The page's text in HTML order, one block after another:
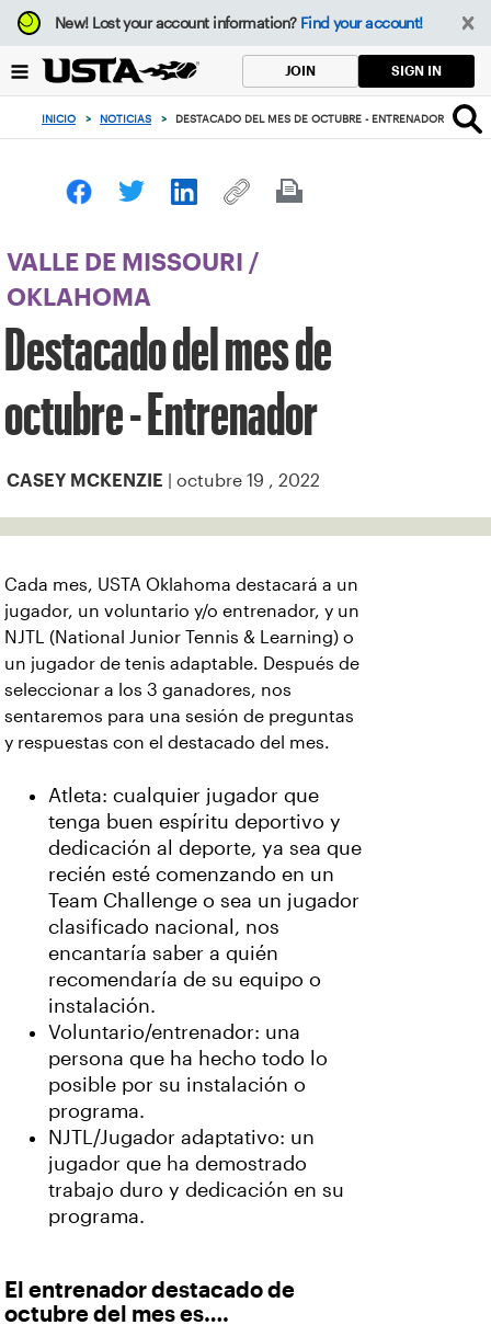
Enfoque
desde
botón
volver
principio
New!Lost your account information? Find your account!
JOIN SIGN IN
INICIO > NOTICIAS > DESTACADO DEL MES DE OCTUBRE - ENTRENADOR
VALLE DE MISSOURI
/
OKLAHOMA
Destacado del mes de
octubre - Entrenador
CASEY MCKENZIE | octubre 19 , 2022
Cada mes, USTA Oklahoma destacará a un
jugador, un voluntario y/o entrenador, y un
NJTL (National Junior Tennis & Learning) o
un jugador de tenis adaptable. Después de
seleccionar a los 3 ganadores, nos
sentaremos para una sesión de preguntas
y respuestas con el destacado del mes.
Atleta: cualquier jugador que
tenga buen espíritu deportivo y
dedicación al deporte, ya sea que
recién esté comenzando en un
Team Challenge o sea un jugador
clasificado nacional, nos
encantaría saber a quién
recomendaría de su equipo o
instalación.
Voluntario/entrenador: una
persona que ha hecho todo lo
posible por su instalación o
programa.
NJTL/Jugador adaptativo: un
jugador que ha demostrado
trabajo duro y dedicación en su
programa.
El entrenador destacado de
octubre del mes es….